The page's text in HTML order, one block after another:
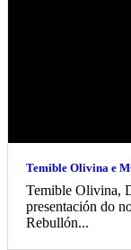
Temible Olivina e
Temible Olivina,
presentación do
Rebullón...